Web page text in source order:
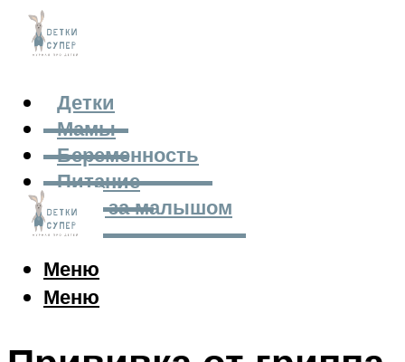
Детки
Мамы
Беременность
Питание
Уход за малышом
Меню
Меню